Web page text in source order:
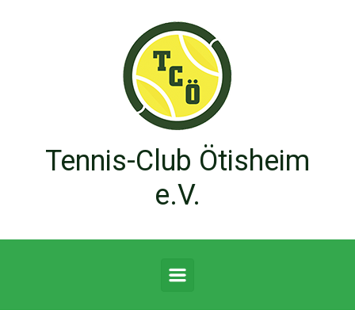
Tennis-Club Ötisheim
e.V.